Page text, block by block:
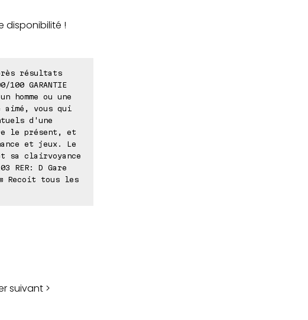
disponibilité !
après résultats
GARANTIE
homme ou une
vous qui
d'une
le présent, et
et jeux. Le
sa clairvoyance
RER: D Gare
Recoit tous les
suivant >